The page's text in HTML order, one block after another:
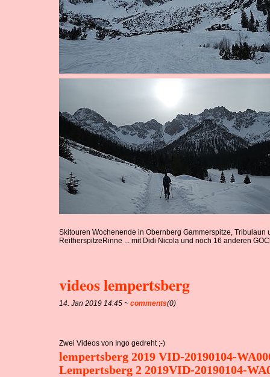
Skitouren Wochenende in Obernberg Gammerspitze, Tribulaun
ReitherspitzeRinne ... mit Didi Nicola und noch 16 anderen
videos lempertsberg
14. Jan 2019 14:45 ~comments(0)
Zwei Videos von Ingo gedreht ;-)
lempertsberg 2019 VID-20190104-
Lempertsberg 2 2019VID-20190104-